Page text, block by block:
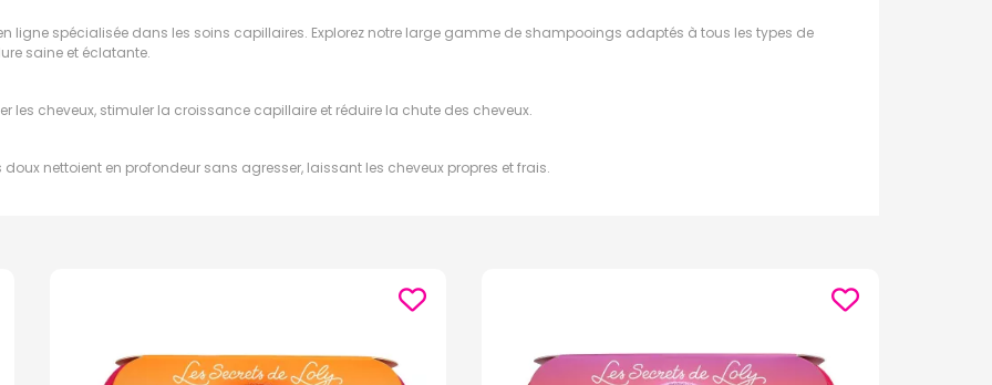
ligne spécialisée dans les soins capillaires. Explorez notre large gamme de shampooings adaptés à tous les types de
saine et éclatante.
les cheveux, stimuler la croissance capillaire et réduire la chute des cheveux.
nettoient en profondeur sans agresser, laissant les cheveux propres et frais.